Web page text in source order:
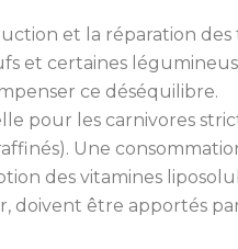
et la réparation des
et certaines
ce déséquilibre.
pour les carnivores
Une
des vitamines
doivent être apportés